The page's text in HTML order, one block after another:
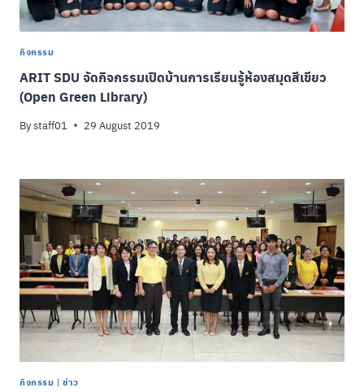
กิจกรรม
ARIT SDU จัดกิจกรรมเปิดบ้านการเรียนรู้ห้องสมุดสีเขียว
(Open Green Library)
Bystaff01 29 August 2019
กิจกรรม |ข่าว